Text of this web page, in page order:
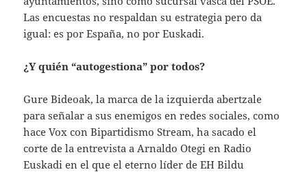
Las encuestas no respaldan su estrategia pero da
igual: es por España, no por Euskadi.
¿Y quién “autogestiona” por todos?
Gure Bideoak, la marca de la izquierda abertzale
para señalar a sus enemigos en redes sociales, como
hace Vox con Bipartidismo Stream, ha sacado el
corte de la entrevista a Arnaldo Otegi en Radio
Euskadi en el que el eterno líder de EH Bildu